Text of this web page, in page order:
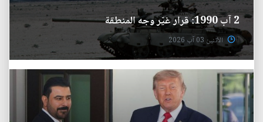
2 آب 1990: قرار غيّر وجه المنطقة
الأثنين 03 آب 2026